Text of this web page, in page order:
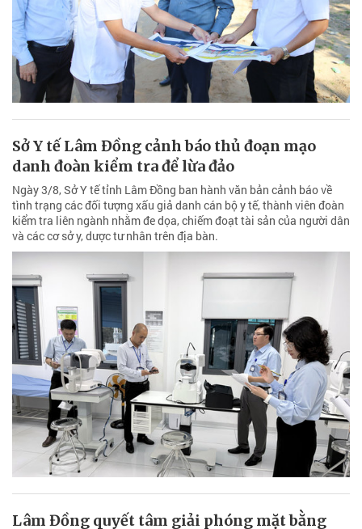
Sở Y tế Lâm Đồng cảnh báo thủ đoạn mạo
danh đoàn kiểm tra để lừa đảo
Ngày 3/8, Sở Y tế tỉnh Lâm Đồng ban hành văn bản cảnh báo về
tình trạng các đối tượng xấu giả danh cán bộ y tế, thành viên đoàn
kiểm tra liên ngành nhằm đe dọa, chiếm đoạt tài sản của người dân
và các cơ sở y, dược tư nhân trên địa bàn.
Lâm Đồng quyết tâm giải phóng mặt bằng